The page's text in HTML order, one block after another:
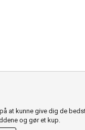
at kunne give dig de
og gør et kup.